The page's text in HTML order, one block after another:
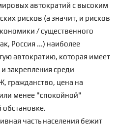
автократий с высоким
рисков (а значит, и рисков
/ существенного
Россия ...) наиболее
автократию, которая имеет
закрепления среди
гражданство, цена на
менее "спокойной"
обстановке.
часть населения бежит